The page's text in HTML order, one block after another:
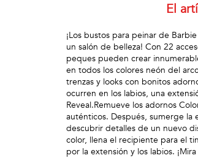
El
¡Los bustos para peinar de
un salón de belleza! Con 22
peques pueden crear
en todos los colores neón del
trenzas y looks con bonitos
ocurren en los labios, una
Reveal.Remueve los adornos
auténticos. Después, sumerge la
descubrir detalles de un nuevo
color, llena el recipiente para el
por la extensión y los labios.